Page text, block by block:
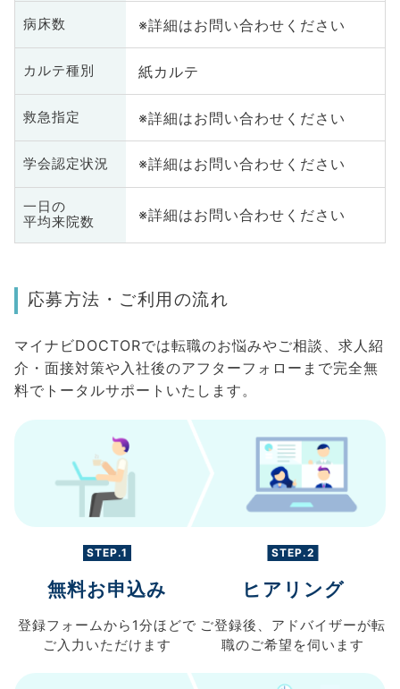
病床数 ※詳細はお問い合わせください
カルテ種別 紙カルテ
救急指定 ※詳細はお問い合わせください
学会認定状況 ※詳細はお問い合わせください
一日の
平均来院数
※詳細はお問い合わせください
応募方法・ご利用の流れ
マイナビDOCTORでは転職のお悩みやご相談、求人紹
介・面接対策や入社後のアフターフォローまで完全無
料でトータルサポートいたします。
STEP.1
無料お申込み
登録フォームから 1分ほどで
ご入力 いただけます
STEP.2
ヒアリング
ご登録後、 アドバイザーが転
職のご希望を伺います